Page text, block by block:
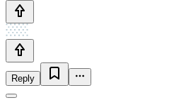
Reply